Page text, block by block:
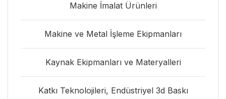
Makine İmalat Ürünleri
Makine ve Metal İşleme Ekipmanları
Kaynak Ekipmanları ve Materyalleri
Katkı Teknolojileri, Endüstriyel 3d Baskı